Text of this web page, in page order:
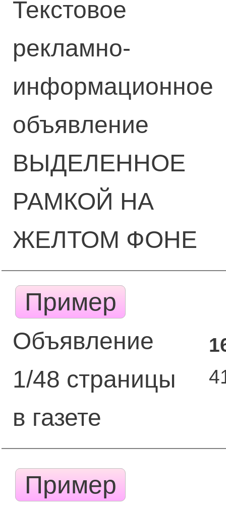
Текстовое
рекламно-
информационное
объявление
ВЫДЕЛЕННОЕ
РАМКОЙ НА
ЖЕЛТОМ ФОНЕ
Пример
Объявление
1/48 страницы
в газете
Пример